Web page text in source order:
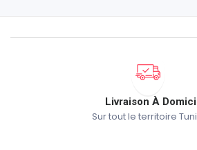
Livraison À
Sur tout le territoire